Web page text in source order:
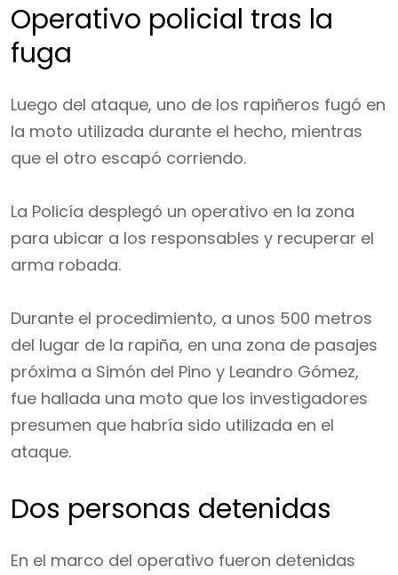
Operativo policial tras la
fuga
Luego del ataque, uno de los rapiñeros fugó en
la moto utilizada durante el hecho, mientras
que el otro escapó corriendo.
La Policía desplegó un operativo en la zona
para ubicar a los responsables y recuperar el
arma robada.
Durante el procedimiento, a unos 500 metros
del lugar de la rapiña, en una zona de pasajes
próxima a Simón del Pino y Leandro Gómez,
fue hallada una moto que los investigadores
presumen que habría sido utilizada en el
ataque.
Dos personas detenidas
En el marco del operativo fueron detenidas